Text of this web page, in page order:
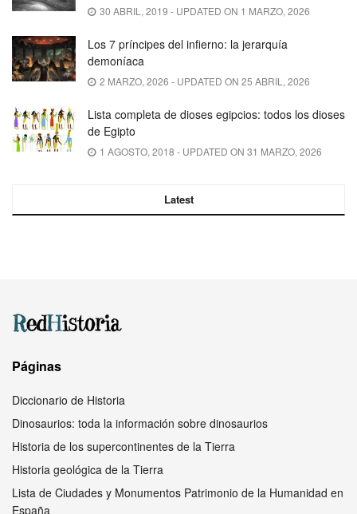
30 ABRIL, 2019 - UPDATED ON 1 MARZO, 2026
Los 7 príncipes del infierno: la jerarquía
demoníaca
2 MARZO, 2026 - UPDATED ON 25 ABRIL, 2026
Lista completa de dioses egipcios: todos los dioses
de Egipto
1 AGOSTO, 2018 - UPDATED ON 31 MARZO, 2026
Latest
Páginas
Diccionario de Historia
Dinosaurios: toda la información sobre dinosaurios
Historia de los supercontinentes de la Tierra
Historia geológica de la Tierra
Lista de Ciudades y Monumentos Patrimonio de la Humanidad en
España